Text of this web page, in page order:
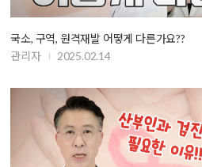
국소, 구역, 원격재발 어떻게 다른가요??
관리자
2025.02.14